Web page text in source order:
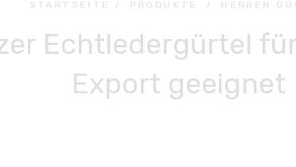
STARTSEITE / PRODUKTE / HERREN
Echtledergürtel
Export geeignet